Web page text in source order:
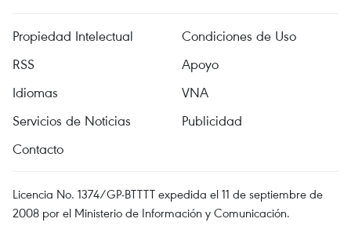
Propiedad Intelectual
Condiciones de Uso
RSS
Apoyo
Idiomas
VNA
Servicios de Noticias
Publicidad
Contacto
Licencia No. 1374/GP-BTTTT expedida el 11 de septiembre de
2008 por el Ministerio de Información y Comunicación.